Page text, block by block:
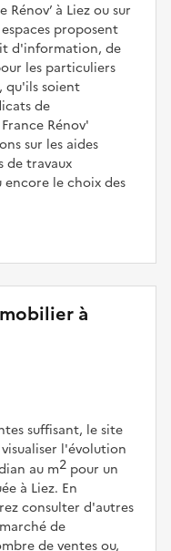
à Liez ou sur
proposent
d'information, de
les particuliers
qu'ils soient
de
Rénov'
sur les aides
de travaux
le choix des
à
suffisant, le site
l'évolution
au m2 pour un
à Liez. En
consulter d'autres
de
de ventes ou,